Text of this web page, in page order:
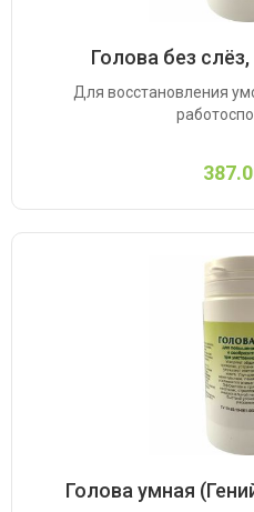
Голова без
Для восстановления
Голова умная